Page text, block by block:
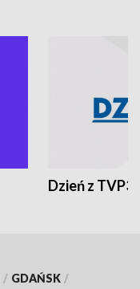
Dzień z TVP3
/ GDAŃSK /